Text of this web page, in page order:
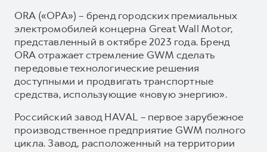
ORA («ОРА») – бренд городских премиальных
электромобилей концерна Great Wall Motor,
представленный в октябре 2023 года. Бренд
ORA отражает стремление GWM сделать
передовые технологические решения
доступными и продвигать транспортные
средства, использующие «новую энергию».
Российский завод HAVAL – первое зарубежное
производственное предприятие GWM полного
цикла. Завод, расположенный на территории